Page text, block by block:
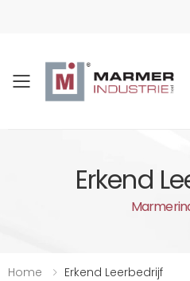
Toggle mobile
Erkend
Home Erkend Leerbedrijf